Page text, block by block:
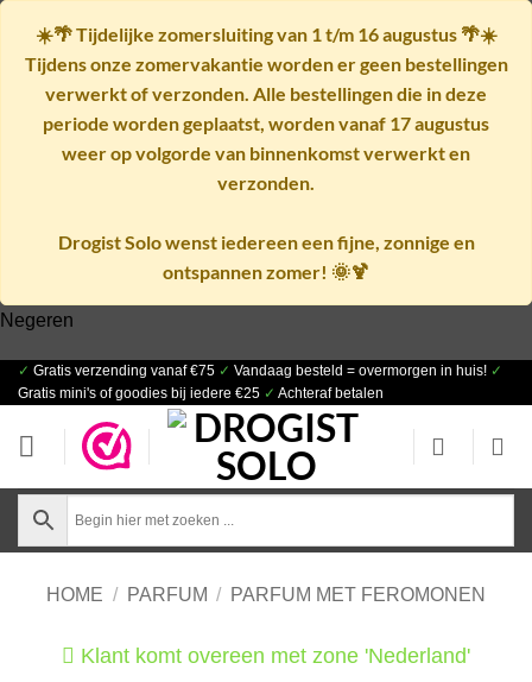
☀️🌴Tijdelijke zomersluiting van 1 t/m 16 augustus🌴☀️
Tijdens onze zomervakantie worden er geen bestellingen
verwerkt of verzonden. Alle bestellingen die in deze
periode worden geplaatst, worden vanaf 17 augustus
weer op volgorde van binnenkomst verwerkt en
verzonden.
Drogist Solo wenst iedereen een fijne, zonnige en
ontspannen zomer! 🌞🍹
Negeren
Ga
naar
inhoud
✓ Gratis verzending vanaf €75 ✓ Vandaag besteld = overmorgen in huis! ✓
Gratis mini's of goodies bij iedere €25 ✓ Achteraf betalen
HOME / PARFUM / PARFUM MET FEROMONEN
Klant komt overeen met zone 'Nederland'